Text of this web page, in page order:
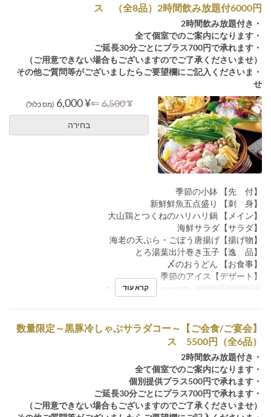
ス （全8品）2時間飲み放題付6000円
・2時間飲み放題付き
・全て個室でのご案内になります
・ご延長30分ごとにプラス700円で承れます
（ご用意できない場合もございますのでご了承くださいませ）
・その他ご質問等がございましたらご要望欄にご記入くださいま
せ
¥ 6,500
⇐
¥ 6,000 (מס כלול)
בחירה
【先 付】 季節の小鉢
【刺 身】 新鮮鮮魚五点盛り
【メイン】 大山鶏とつくねのハリハリ鍋
【サラダ】海鮮サラダ
【揚げ物】海老の天ぷら・ごぼう唐揚げ
【逸 品】とろ湯葉出汁巻き玉子
【お食事】 〆のおうどん
【デザート】季節のアイス
טווח תאריכים תקפים מגבלת הזמנה
קרא עוד
【ご会食/ご宴会】～数量限定～黒豚冷しゃぶサラダコー
ス 5500円（全6品）
・2時間飲み放題付き
・全て個室でのご案内になります
・個別提供プラス500円で承れます
・ご延長30分ごとにプラス700円で承れます
（ご用意できない場合もございますのでご了承くださいませ）